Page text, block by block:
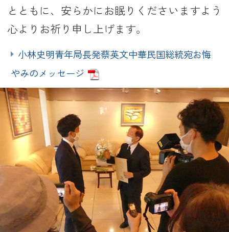
とともに、安らかにお眠りくださいますよう
心よりお祈り申し上げます。
小林史明青年局長発蔡英文中華民国総統宛お悔
やみのメッセージ